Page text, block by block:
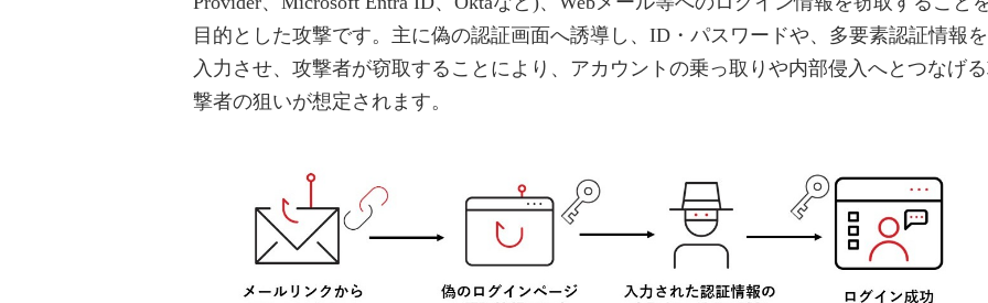
目的とした攻撃です。主に偽の認証画面へ誘導し、ID・パスワードや、多要素認証情報を
入力させ、攻撃者が窃取することにより、アカウントの乗っ取りや内部侵入へとつなげ
撃者の狙いが想定されます。